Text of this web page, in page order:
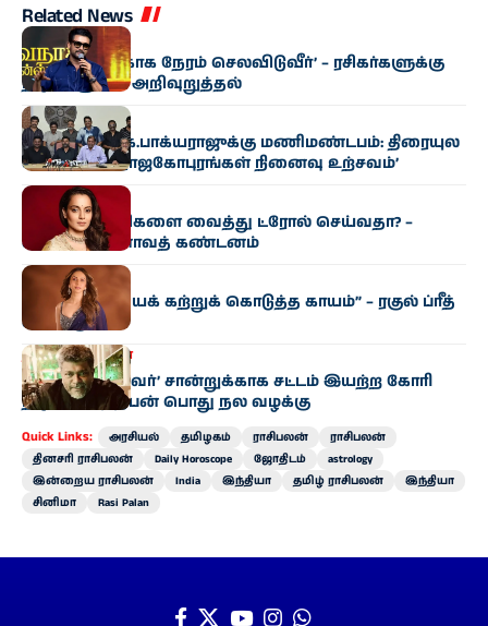
Related News
சினிமா
‘குடும்பத்துக்காக நேரம் செலவிடுவீர்’ – ரசிகர்களுக்கு
நடிகர் சூர்யா அறிவுறுத்தல்
சினிமா
பார​தி​ராஜா, கே.​பாக்​ய​ராஜுக்கு மணிமண்​டபம்: திரை​யுல​
கம் சார்பில் ‘ராஜகோபுரங்​கள் நினைவு உற்சவம்’
சினிமா
சினி​மா காட்​சிகளை வைத்து ட்ரோல் செய்​வ​தா? –
கங்கனா ரணாவத் கண்டனம்
சினிமா
“பொறுமை​யைக் கற்​றுக் கொடுத்த காயம்” – ரகுல் ப்ரீத்
சிங் உருக்​கம்
தமிழகம்சினிமா
‘சாதி, மதமற்றவர்’ சான்றுக்காக சட்டம் இயற்ற கோரி
நடிகர் பார்த்திபன் பொது நல வழக்கு
Quick Links: அரசியல் தமிழகம் ராசிபலன்
ராசிபலன்
தினசரி ராசிபலன்
Daily Horoscope ஜோதிடம்
astrology
இன்றைய ராசிபலன்
India இந்தியா தமிழ் ராசிபலன்
இந்தியா
சினிமா
Rasi Palan